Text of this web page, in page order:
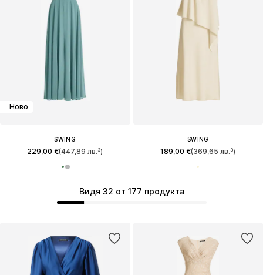
Видя 32 от 177 продукта
Ново
SWING
229,00 €(447,89 лв.³)
SWING
189,00 €(369,65 лв.³)